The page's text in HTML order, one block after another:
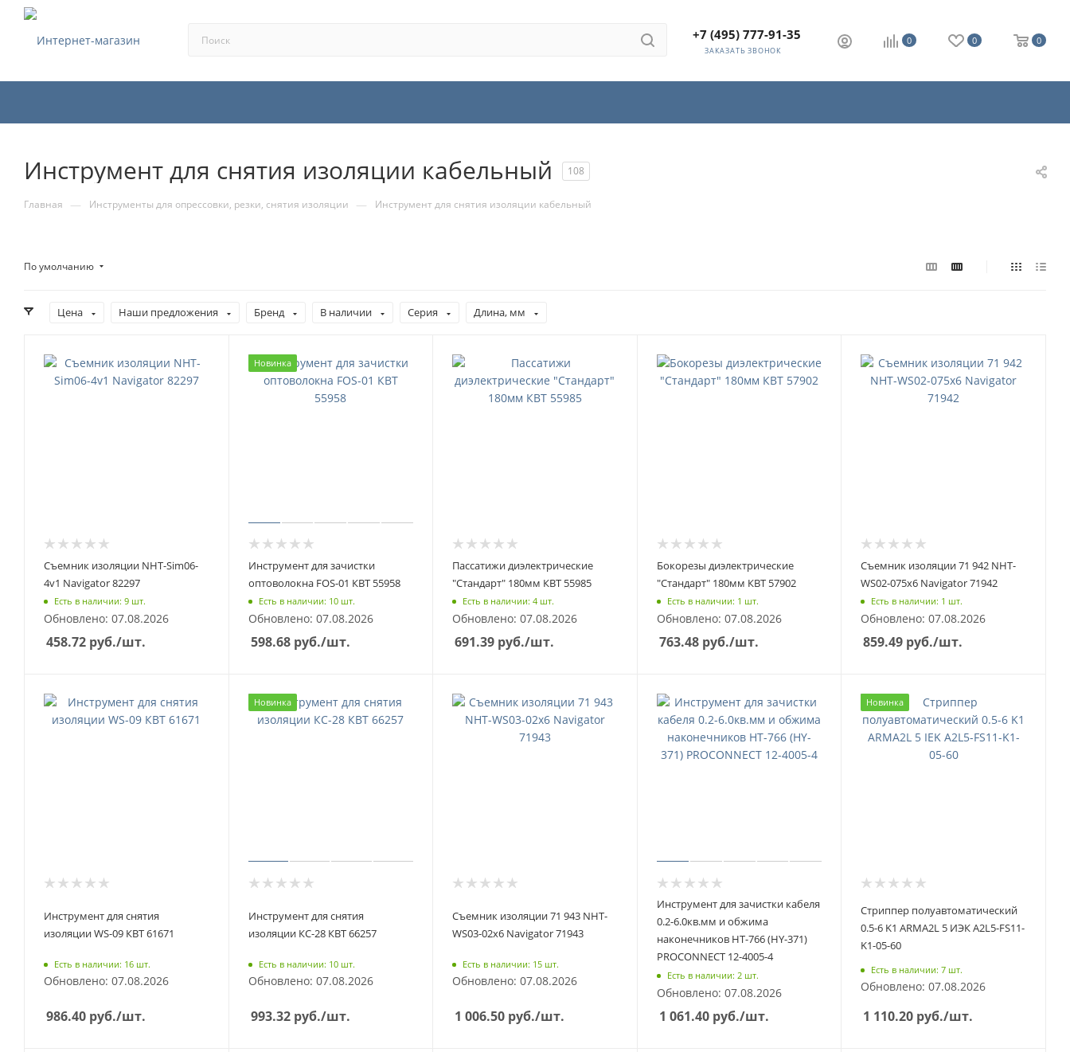
+7 (495) 777-91-35
ЗАКАЗАТЬ ЗВОНОК
0 0 0
Инструмент для снятия изоляции кабельный 108
Главная — Инструменты для опрессовки, резки, снятия изоляции — Инструмент для снятия изоляции кабельный
По умолчанию
Цена Наши предложения Бренд В наличии Серия Длина, мм
Съемник изоляции NHT-Sim06-
4v1 Navigator 82297
Есть в наличии: 9 шт.
Обновлено: 07.08.2026
458.72 руб./шт.
Новинка
Инструмент для зачистки
оптоволокна FOS-01 КВТ 55958
Есть в наличии: 10 шт.
Обновлено: 07.08.2026
598.68руб./шт.
Пассатижи диэлектрические
"Стандарт" 180мм КВТ 55985
Есть в наличии: 4 шт.
Обновлено: 07.08.2026
691.39 руб./шт.
Бокорезы диэлектрические
"Стандарт" 180мм КВТ 57902
Есть в наличии: 1 шт.
Обновлено: 07.08.2026
763.48руб./шт.
Съемник изоляции 71 942 NHT-
WS02-075х6 Navigator 71942
Есть в наличии: 1 шт.
Обновлено: 07.08.2026
859.49 руб./шт.
Инструмент для снятия
изоляции WS-09 КВТ 61671
Есть в наличии: 16 шт.
Обновлено: 07.08.2026
986.40 руб./шт.
Новинка
Инструмент для снятия
изоляции КС-28 КВТ 66257
Есть в наличии: 10 шт.
Обновлено: 07.08.2026
993.32руб./шт.
Съемник изоляции 71 943 NHT-
WS03-02х6 Navigator 71943
Есть в наличии: 15 шт.
Обновлено: 07.08.2026
1 006.50 руб./шт.
Инструмент для зачистки кабеля
0.2-6.0кв.мм и обжима
наконечников HT-766 (HY-371)
PROCONNECT 12-4005-4
Есть в наличии: 2 шт.
Обновлено: 07.08.2026
1 061.40руб./шт.
Новинка
Стриппер полуавтоматический
0.5-6 K1 ARMA2L 5 ИЭК A2L5-FS11-
K1-05-60
Есть в наличии: 7 шт.
Обновлено: 07.08.2026
1 110.20 руб./шт.